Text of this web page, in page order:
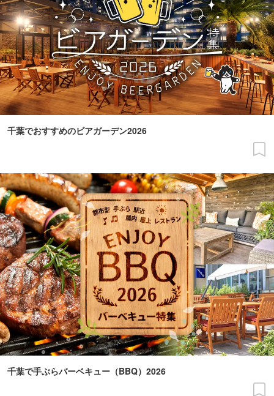
千葉でおすすめのビアガーデン2026
千葉で手ぶらバーベキュー（BBQ）2026